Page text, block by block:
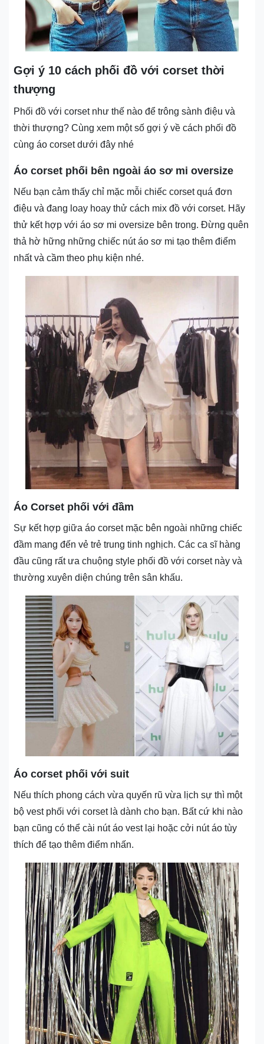
Gợi ý 10 cách phối đồ với corset thời
thượng
Phối đồ với corset như thế nào để trông sành điệu và
thời thượng? Cùng xem một số gợi ý về cách phối đồ
cùng áo corset dưới đây nhé
Áo corset phối bên ngoài áo sơ mi oversize
Nếu bạn cảm thấy chỉ mặc mỗi chiếc corset quá đơn
điệu và đang loay hoay thử cách mix đồ với corset. Hãy
thử kết hợp với áo sơ mi oversize bên trong. Đừng quên
thả hờ hững những chiếc nút áo sơ mi tạo thêm điểm
nhất và cầm theo phụ kiện nhé.
Áo Corset phối với đầm
Sự kết hợp giữa áo corset mặc bên ngoài những chiếc
đầm mang đến vẻ trẻ trung tinh nghịch. Các ca sĩ hàng
đầu cũng rất ưa chuộng style phối đồ với corset này và
thường xuyên diện chúng trên sân khấu.
Áo corset phối với suit
Nếu thích phong cách vừa quyến rũ vừa lịch sự thì một
bộ vest phối với corset là dành cho bạn. Bất cứ khi nào
bạn cũng có thể cài nút áo vest lại hoặc cởi nút áo tùy
thích để tạo thêm điểm nhấn.